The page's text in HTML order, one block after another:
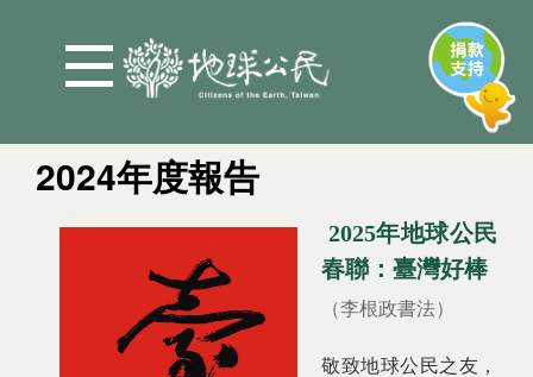
2024年度報告
您在這裡
2025年地球公民
春聯：臺灣好棒
（李根政書法）
敬致地球公民之友，